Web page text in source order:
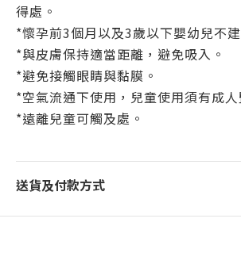
得處。
*懷孕前3個月以及3歲以下嬰幼兒不
*與皮膚保持適當距離，避免吸入。
*避免接觸眼睛與黏膜。
*空氣流通下使用，兒童使用須有成人
*遠離兒童可觸及處。
送貨及付款方式